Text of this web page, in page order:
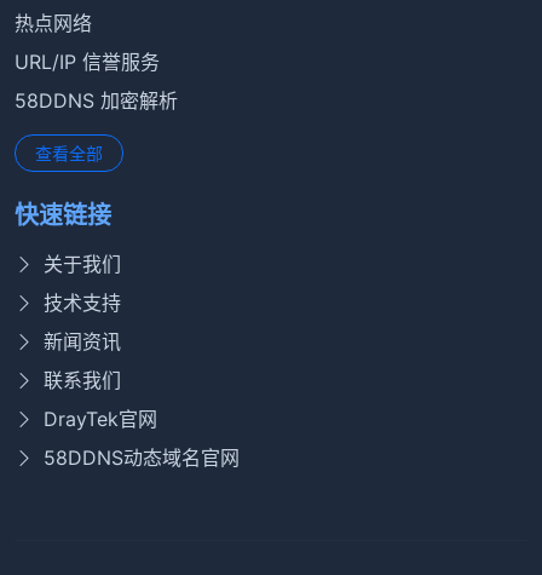
热点网络
URL/IP 信誉服务
58DDNS 加密解析
查看全部
快速链接
关于我们
技术支持
新闻资讯
联系我们
DrayTek官网
58DDNS动态域名官网